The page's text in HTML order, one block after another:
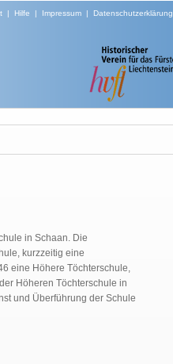
| Hilfe | Impressum| Datenschutzerklärung
in Schaan. Die
kurzzeitig eine
eine Höhere Töchterschule,
Höheren Töchterschule in
und Überführung der Schule